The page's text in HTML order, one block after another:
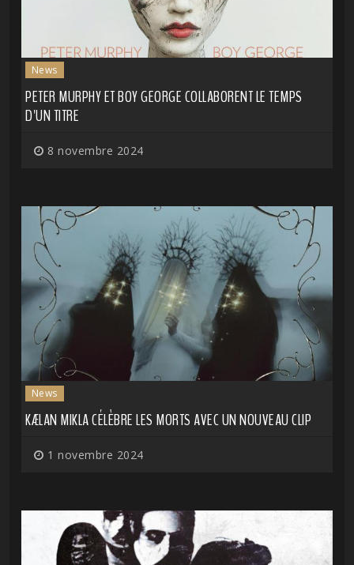
News
PETER MURPHY ET BOY GEORGE COLLABORENT LE TEMPS
D'UN TITRE
8 novembre 2024
News
KÆLAN MIKLA CÉLÈBRE LES MORTS AVEC UN NOUVEAU CLIP
1 novembre 2024